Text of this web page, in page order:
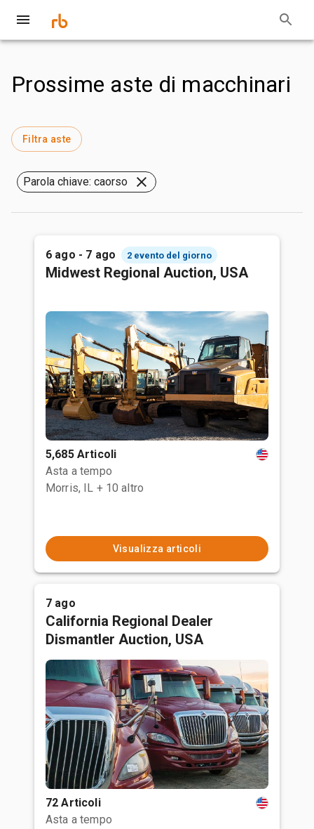
Prossime aste di macchinari
Filtra aste
Parola chiave: caorso
6 ago - 7 ago 2 evento del giorno
Midwest Regional Auction, USA
5,685 Articoli
Asta a tempo
Morris, IL + 10 altro
Visualizza articoli
7 ago
California Regional Dealer
Dismantler Auction, USA
72 Articoli
Asta a tempo